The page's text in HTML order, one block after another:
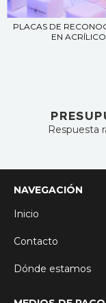
PLACAS DE
EN ACRÍLICO
Respuesta
NAVEGACIÓN
Inicio
Contacto
Dónde estamos